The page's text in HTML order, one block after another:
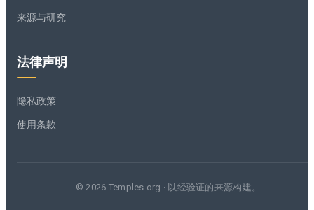
来源与研究
法律声明
隐私政策
使用条款
© 2026 Temples.org · 以经验证的来源构建。